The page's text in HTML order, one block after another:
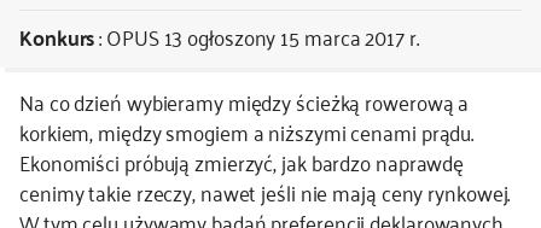
Konkurs: OPUS 13ogłoszony 15 marca 2017 r.
Na co dzień wybieramy między ścieżką rowerową a
korkiem, między smogiem a niższymi cenami prądu.
Ekonomiści próbują zmierzyć, jak bardzo naprawdę
cenimy takie rzeczy, nawet jeśli nie mają ceny rynkowej.